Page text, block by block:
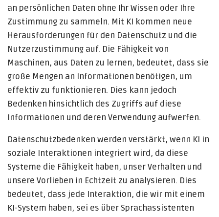
an persönlichen Daten ohne Ihr Wissen oder Ihre
Zustimmung zu sammeln. Mit KI kommen neue
Herausforderungen für den Datenschutz und die
Nutzerzustimmung auf. Die Fähigkeit von
Maschinen, aus Daten zu lernen, bedeutet, dass sie
große Mengen an Informationen benötigen, um
effektiv zu funktionieren. Dies kann jedoch
Bedenken hinsichtlich des Zugriffs auf diese
Informationen und deren Verwendung aufwerfen.
Datenschutzbedenken werden verstärkt, wenn KI in
soziale Interaktionen integriert wird, da diese
Systeme die Fähigkeit haben, unser Verhalten und
unsere Vorlieben in Echtzeit zu analysieren. Dies
bedeutet, dass jede Interaktion, die wir mit einem
KI-System haben, sei es über Sprachassistenten